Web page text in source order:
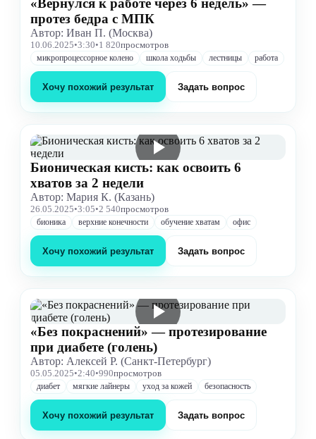
«Вернулся к работе через 6 недель» —
протез бедра с МПК
Автор: Иван П. (Москва)
10.06.2025•3:30•1 820просмотров
микропроцессорное колено школа ходьбы лестницы работа
Хочу похожий результат Задать вопрос
Бионическая кисть: как освоить 6
хватов за 2 недели
Автор: Мария К. (Казань)
26.05.2025•3:05•2 540просмотров
бионика верхние конечности обучение хватам офис
Хочу похожий результат Задать вопрос
«Без покраснений» — протезирование
при диабете (голень)
Автор: Алексей Р. (Санкт-Петербург)
05.05.2025•2:40•990просмотров
диабет мягкие лайнеры уход за кожей безопасность
Хочу похожий результат Задать вопрос